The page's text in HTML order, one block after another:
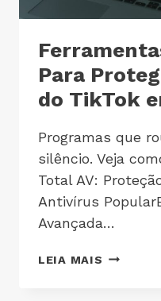
Para
do TikTok
Programas que
silêncio. Veja
Total AV:
Antivírus
Avançada…
LEIA MAIS